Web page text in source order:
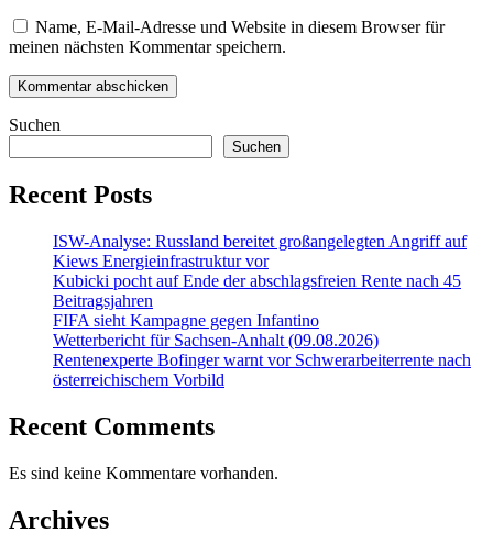
Name, E-Mail-Adresse und Website in diesem Browser für
meinen nächsten Kommentar speichern.
Suchen
Suchen
Recent Posts
ISW-Analyse: Russland bereitet großangelegten Angriff auf
Kiews Energieinfrastruktur vor
Kubicki pocht auf Ende der abschlagsfreien Rente nach 45
Beitragsjahren
FIFA sieht Kampagne gegen Infantino
Wetterbericht für Sachsen-Anhalt (09.08.2026)
Rentenexperte Bofinger warnt vor Schwerarbeiterrente nach
österreichischem Vorbild
Recent Comments
Es sind keine Kommentare vorhanden.
Archives